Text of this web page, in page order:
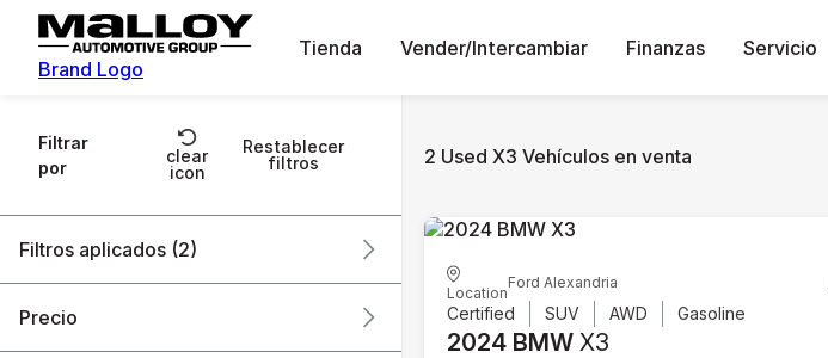
Brand Logo
Tienda Vender/Intercambiar Finanzas Servicio
Filtrar
por
clear
icon
Restablecer
filtros
Filtros aplicados (2)
Used
Precio
2 Used X3 Vehículos en venta
Location
Ford Alexandria
Certified SUV AWD Gasoline
2024 BMW X3